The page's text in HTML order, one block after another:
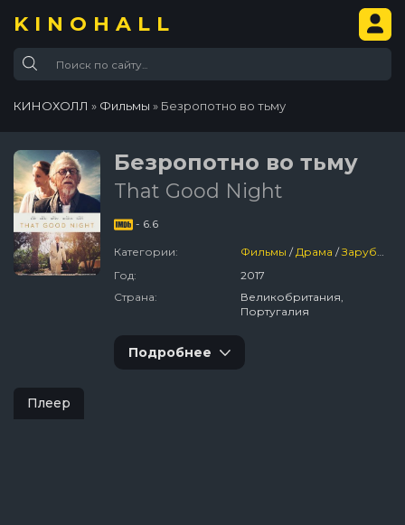
KINOHALL
КИНОХОЛЛ » Фильмы » Безропотно во тьму
Безропотно во тьму
That Good Night
- 6.6
Категории: Фильмы /Драма /Зарубежный
Год:
2017
Страна:
Великобритания,
Португалия
Подробнее
Плеер